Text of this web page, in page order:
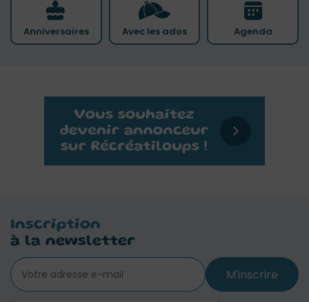
Anniversaires Avec les ados Agenda
Inscription
à la newsletter
M'inscrire